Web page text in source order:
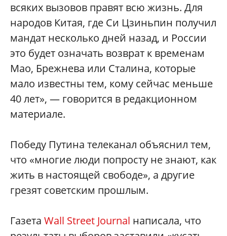
всяких вызовов правят всю жизнь. Для
народов Китая, где Си Цзиньпин получил
мандат несколько дней назад, и России
это будет означать возврат к временам
Мао, Брежнева или Сталина, которые
мало известны тем, кому сейчас меньше
40 лет», — говорится в редакционном
материале.
Победу Путина телеканал объяснил тем,
что «многие люди попросту не знают, как
жить в настоящей свободе», а другие
грезят советским прошлым.
Газета Wall Street Journal написала, что